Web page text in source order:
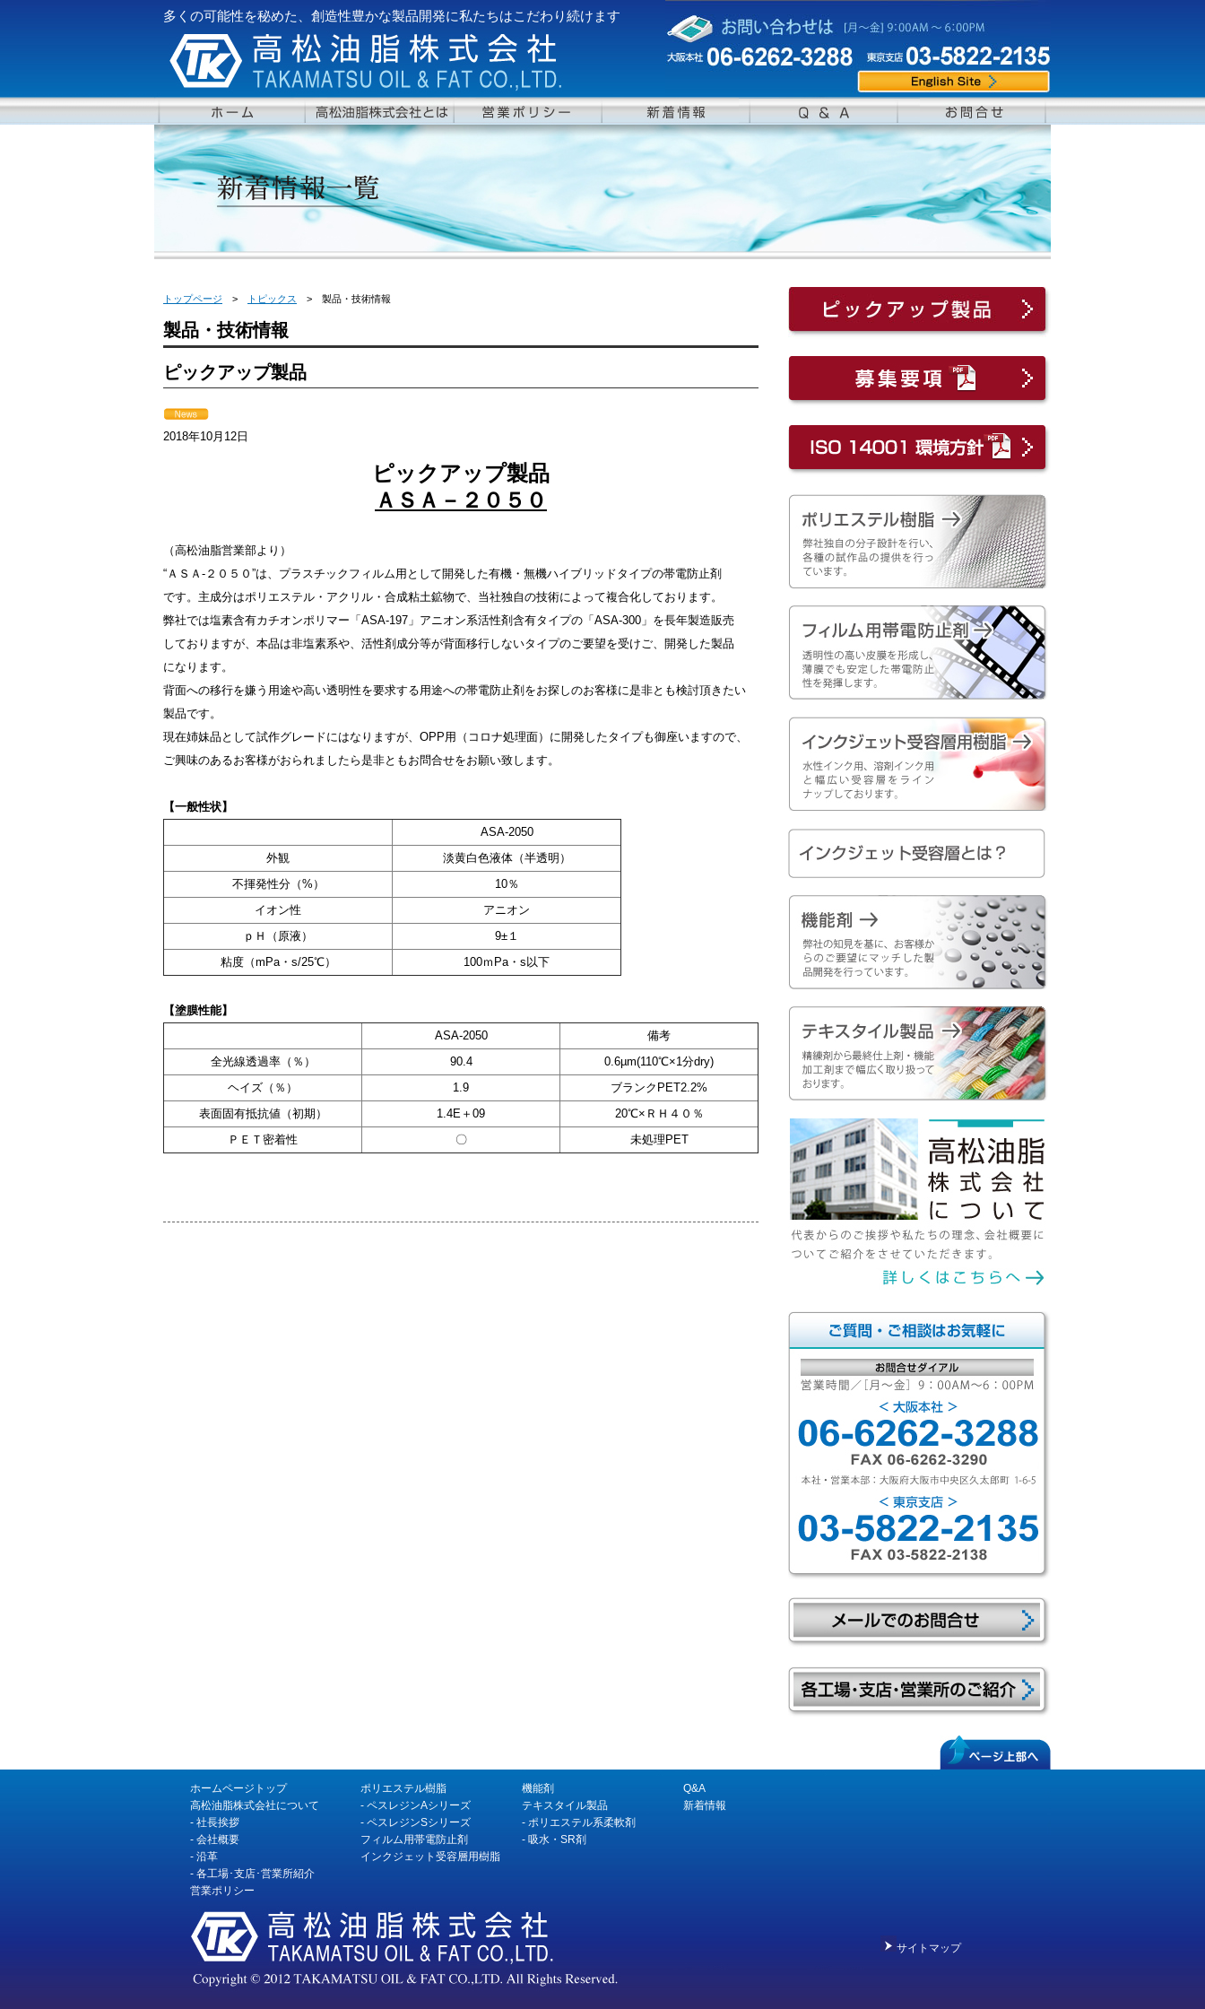
多くの可能性を秘めた、創造性豊かな製品開発に私たちはこだわり続けます
トップページ > トピックス > 製品・技術情報
製品・技術情報
ピックアップ製品
2018年10月12日
ピックアップ製品
ＡＳＡ－２０５０
（高松油脂営業部より）
“ＡＳＡ-２０５０”は、プラスチックフィルム用として開発した有機・無機ハイブリッドタイプの帯電防止剤
です。主成分はポリエステル・アクリル・合成粘土鉱物で、当社独自の技術によって複合化しております。
弊社では塩素含有カチオンポリマー「ASA-197」アニオン系活性剤含有タイプの「ASA-300」を長年製造販売
しておりますが、本品は非塩素系や、活性剤成分等が背面移行しないタイプのご要望を受けご、開発した製品
になります。
背面への移行を嫌う用途や高い透明性を要求する用途への帯電防止剤をお探しのお客様に是非とも検討頂きたい
製品です。
現在姉妹品として試作グレードにはなりますが、OPP用（コロナ処理面）に開発したタイプも御座いますので、
ご興味のあるお客様がおられましたら是非ともお問合せをお願い致します。
【一般性状】
ASA-2050
外観
淡黄白色液体（半透明）
不揮発性分（%）
10％
イオン性
アニオン
ｐＨ（原液）
9±１
粘度（mPa・s/25℃）
100ｍPa・s以下
【塗膜性能】
ASA-2050
備考
全光線透過率（％）
90.4
0.6µm(110℃×1分dry)
ヘイズ（％）
1.9
ブランクPET2.2%
表面固有抵抗値（初期）
1.4E＋09
20℃×ＲＨ４０％
ＰＥＴ密着性
〇 未処理PET
ホームページトップ
高松油脂株式会社について
- 社長挨拶
- 会社概要
- 沿革
- 各工場･支店･営業所紹介
営業ポリシー
ポリエステル樹脂
- ペスレジンAシリーズ
- ペスレジンSシリーズ
フィルム用帯電防止剤
インクジェット受容層用樹脂
機能剤
テキスタイル製品
- ポリエステル系柔軟剤
- 吸水・SR剤
Q&A
新着情報
サイトマップ